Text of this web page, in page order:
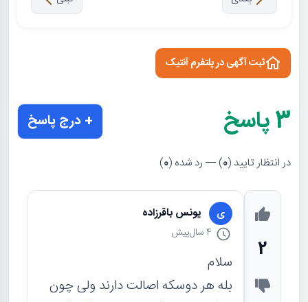
ثبت آگهی در پلتفرم آنتیک
3پاسخ + درج پاسخ
در انتظار تایید (0) — رد شده (0
)
2
ی یونس باقرزاده
4 سال پیش
سلام
بله هر دوسکه اصالت دارند ولی چون